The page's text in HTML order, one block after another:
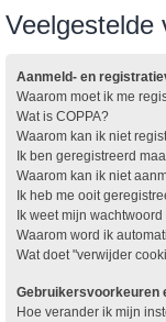
Veelgestelde
Aanmeld- en
Waarom moet ik me
Wat is COPPA?
Waarom kan ik niet
Ik ben geregistreerd
Waarom kan ik niet
Ik heb me ooit
Ik weet mijn
Waarom word ik
Wat doet "verwijder
Gebruikersvoorkeuren
Hoe verander ik mijn